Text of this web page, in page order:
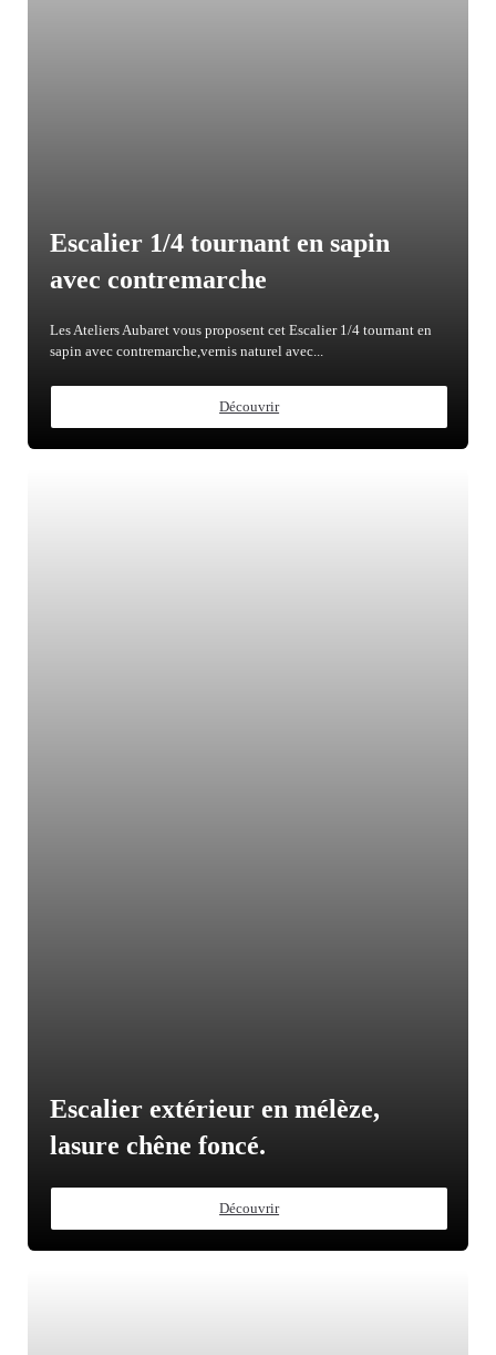
Escalier 1/4 tournant en sapin
avec contremarche
Les Ateliers Aubaret vous proposent cet Escalier 1/4 tournant en
sapin avec contremarche,vernis naturel avec...
Découvrir
Escalier extérieur en mélèze,
lasure chêne foncé.
Découvrir